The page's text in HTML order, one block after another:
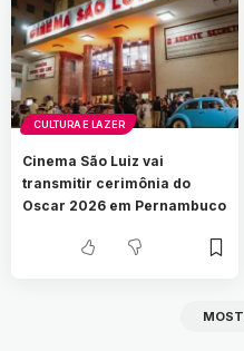
CULTURA E LAZER
Cinema São Luiz vai
transmitir cerimônia do
Oscar 2026 em Pernambuco